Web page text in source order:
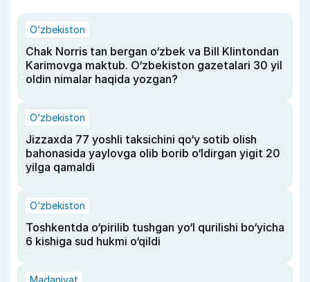
O‘zbekiston
Chak Norris tan bergan o‘zbek va Bill Klintondan
Karimovga maktub. O‘zbekiston gazetalari 30 yil
oldin nimalar haqida yozgan?
O‘zbekiston
Jizzaxda 77 yoshli taksichini qo‘y sotib olish
bahonasida yaylovga olib borib o‘ldirgan yigit 20
yilga qamaldi
O‘zbekiston
Toshkentda o‘pirilib tushgan yo‘l qurilishi bo‘yicha
6 kishiga sud hukmi o‘qildi
Madaniyat